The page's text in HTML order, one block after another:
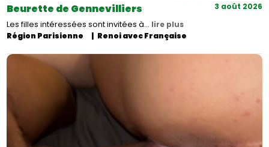
Beurette de Gennevilliers 3 août 2026
Les filles intéressées sont invitées à… lire plus
Région Parisienne
Renoi avec Française